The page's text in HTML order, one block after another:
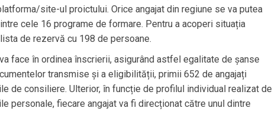
site-ul proictului. Orice angajat din regiune se va putea
cele 16 programe de formare. Pentru a acoperi situația
de rezervă cu 198 de persoane.
face în ordinea înscrierii, asigurând astfel egalitate de șanse
transmise și a eligibilității, primii 652 de angajați
de consiliere. Ulterior, în funcție de profilul individual realizat de
personale, fiecare angajat va fi direcționat către unul dintre